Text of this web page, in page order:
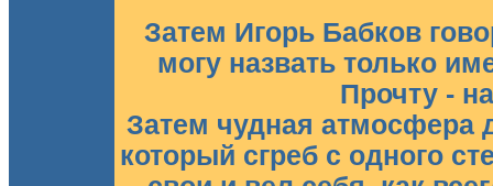
Затем Игорь Бабков
могу назвать только
Прочту -
Затем чудная
который сгреб с одного